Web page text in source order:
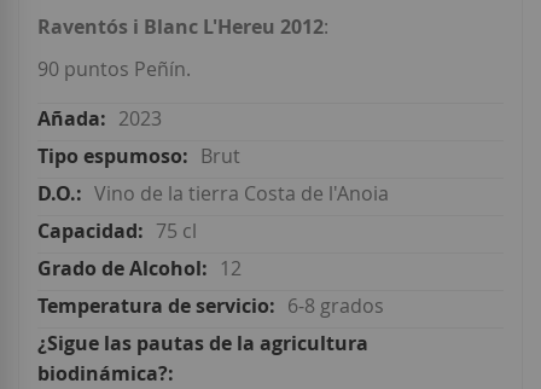
Raventós i Blanc L'Hereu 2012:
90 puntos Peñín.
2023
Brut
Vino de la tierra Costa de l'Anoia
75 cl
12
6-8 grados